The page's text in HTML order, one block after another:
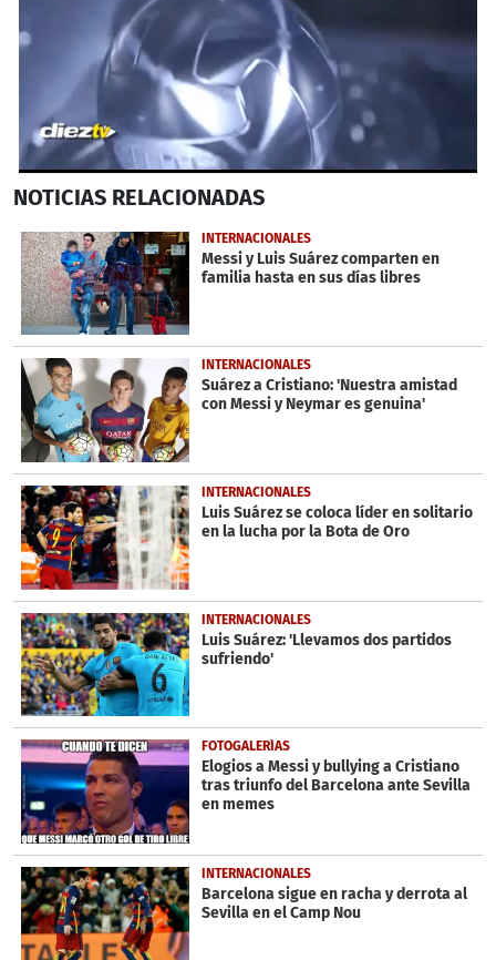
seconds
1
minute,
4
seconds
NOTICIAS RELACIONADAS
INTERNACIONALES
Messi y Luis Suárez comparten en
familia hasta en sus días libres
INTERNACIONALES
Suárez a Cristiano: 'Nuestra amistad
con Messi y Neymar es genuina'
INTERNACIONALES
Luis Suárez se coloca líder en solitario
en la lucha por la Bota de Oro
INTERNACIONALES
Luis Suárez: 'Llevamos dos partidos
sufriendo'
FOTOGALERÍAS
Elogios a Messi y bullying a Cristiano
tras triunfo del Barcelona ante Sevilla
en memes
INTERNACIONALES
Barcelona sigue en racha y derrota al
Sevilla en el Camp Nou